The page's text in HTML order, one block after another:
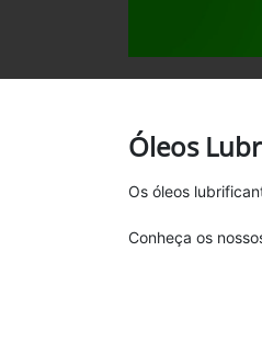
Óleos
Os óleos
Conheça os